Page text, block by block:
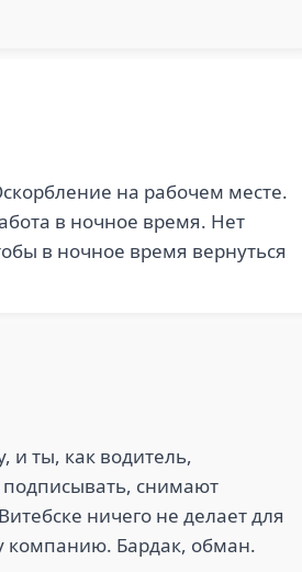
на рабочем месте.
в ночное время. Нет
в ночное время вернуться
и ты, как водитель,
подписывать, снимают
ничего не делает для
компанию. Бардак, обман.